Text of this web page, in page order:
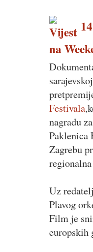
na
Festivala
nagradu
Paklenica
Zagrebu
Uz
Plavog
Film je
europskih